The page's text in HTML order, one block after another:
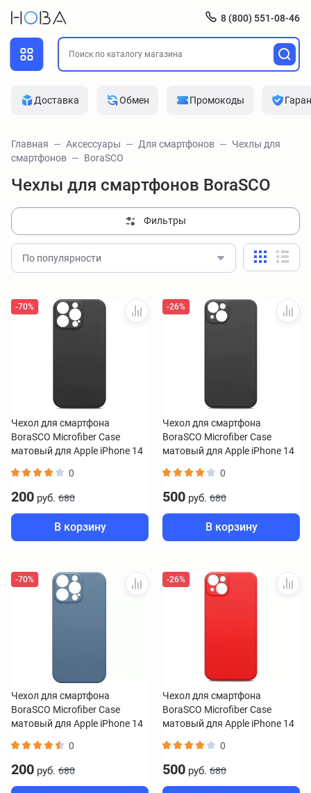
8 (800) 551-08-46
Доставка Обмен Промокоды
Главная Аксессуары Для смартфонов
Чехлы для
смартфонов
BoraSCO
Чехлы для смартфонов BoraSCO
Фильтры
По популярности
-70%
Чехол для смартфона
BoraSCO Microfiber Case
матовый для Apple iPhone 14
0
200 руб. 680
В корзину
-26%
Чехол для смартфона
BoraSCO Microfiber Case
матовый для Apple iPhone 14
0
500 руб. 680
В корзину
-70%
Чехол для смартфона
BoraSCO Microfiber Case
матовый для Apple iPhone 14
0
200 руб. 680
-26%
Чехол для смартфона
BoraSCO Microfiber Case
матовый для Apple iPhone 14
0
500 руб. 680